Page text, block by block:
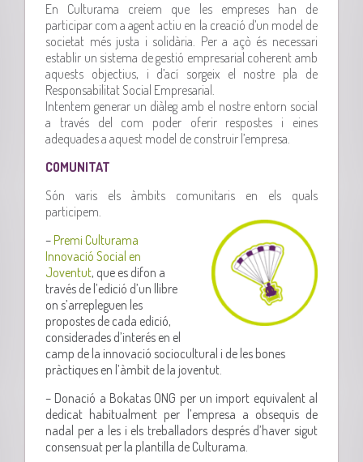
En Culturama creiem que les empreses han de
participar com a agent actiu en la creació d’un model de
societat més justa i solidària. Per a açò és necessari
establir un sistema de gestió empresarial coherent amb
aquests objectius, i d’ací sorgeix el nostre pla de
Responsabilitat Social Empresarial.
Intentem generar un diàleg amb el nostre entorn social
a través del com poder oferir respostes i eines
adequades a aquest model de construir l’empresa.
COMUNITAT
Són varis els àmbits comunitaris en els quals
participem.
–Premi Culturama
Innovació Social en
Joventut, que es difon a
través de l’edició d’un llibre
on s’arrepleguen les
propostes de cada edició,
considerades d’interés en el
camp de la innovació sociocultural i de les bones
pràctiques en l’àmbit de la joventut.
– Donació a Bokatas ONG per un import equivalent al
dedicat habitualment per l’empresa a obsequis de
nadal per a les i els treballadors després d’haver sigut
consensuat per la plantilla de Culturama.